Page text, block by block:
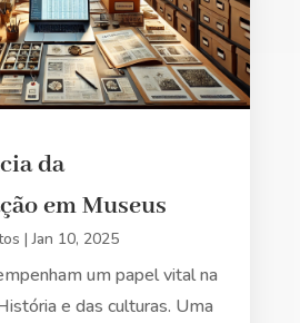
da
em Museus
|Jan 10, 2025
um papel vital na
e das culturas. Uma